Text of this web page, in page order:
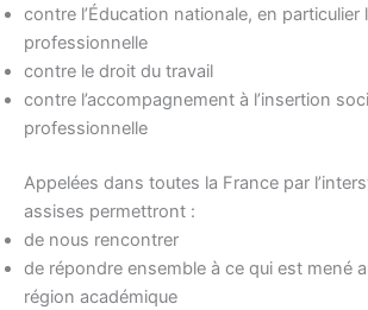
contre l’Éducation nationale, en particulier
professionnelle
contre le droit du travail
contre l’accompagnement à l’insertion
professionnelle
Appelées dans toutes la France par
assises permettront :
de nous rencontrer
de répondre ensemble à ce qui est mené
région académique